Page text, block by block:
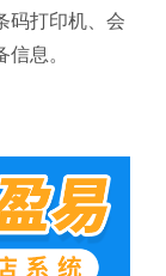
码打印机、会
息。